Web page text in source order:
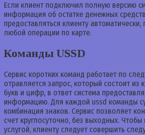
Если клиент подключил полную версию
информация об остатке денежных
предоставляться клиенту
любой операции по карте.
Команды USSD
Сервис коротких команд работает по
отравляется запрос, который состоит из
букв и цифр, в ответ система
информацию. Для каждой ussd команды
комбинация знаков. Сервис позволяет
счет круглосуточно, без выходных. Чтобы
услугой, клиенту следует совершить